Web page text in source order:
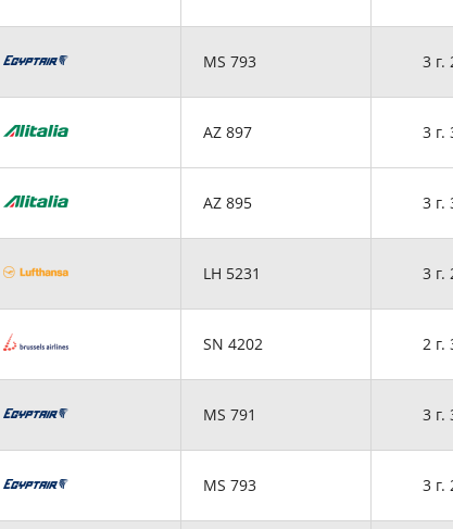
MS 793 3 г.
AZ 897 3 г.
AZ 895 3 г.
LH 5231 3 г.
SN 4202 2 г.
MS 791 3 г.
MS 793 3 г.